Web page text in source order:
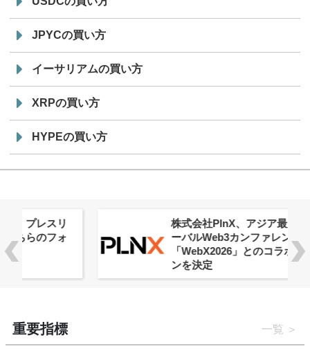
JPYCの買い方
イーサリアムの買い方
XRPの買い方
HYPEの買い方
株式会社PlnX、アジア最大級のグロ
ーバルWeb3カンファレンス
「WebX2026」とのコラボレーショ
重要指標 一覧